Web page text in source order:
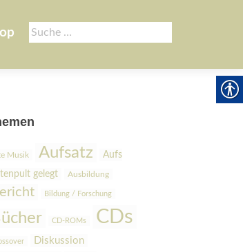
Suche
nach:
Musik Aufsatz
Aufs
gelegt
Ausbildung
Bildung / Forschung
CD-ROMs CDs
Diskussion